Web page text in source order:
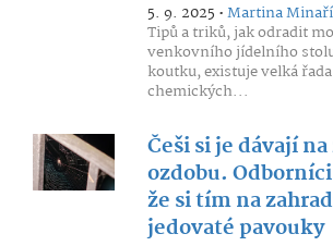
5. 9. 2025 •Martina
Tipů a triků, jak odradit
venkovního jídelního
koutku, existuje velká
chemických...
Češi si je dávají
ozdobu.
že si tím na
jedovaté pavouky